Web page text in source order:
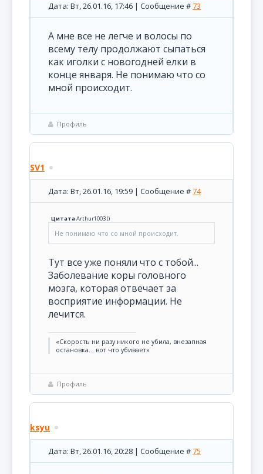
Дата: Вт, 26.01.16, 17:46 | Сообщение #73
А мне все не легче и волосы по
всему телу продолжают сыпаться
как иголки с новогодней елки в
конце января. Не понимаю что со
мной происходит.
Профиль
SV1
Дата: Вт, 26.01.16, 19:59 | Сообщение #74
ЦитатаArthur1003()
Не понимаю что со мной происходит.
Тут все уже поняли что с тобой...
Заболевание коры головного
мозга, которая отвечает за
восприятие информации. Не
лечится.
«Скорость ни разу никого не убила, внезапная
остановка... вот что убивает»
Профиль
ksyu
Дата: Вт, 26.01.16, 20:28 | Сообщение #75